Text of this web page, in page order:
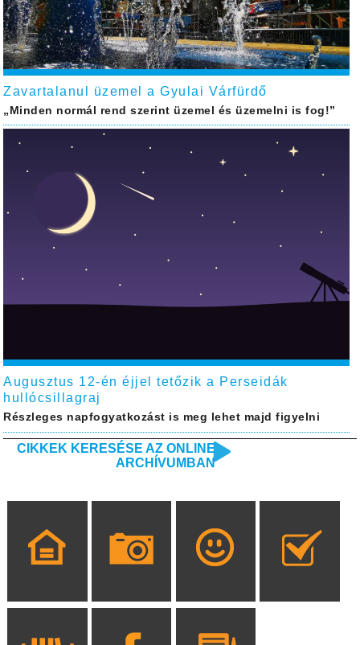
Zavartalanul üzemel a Gyulai Várfürdő
„Minden normál rend szerint üzemel és üzemelni is fog!”
Augusztus 12-én éjjel tetőzik a Perseidák
hullócsillagraj
Részleges napfogyatkozást is meg lehet majd figyelni
CIKKEK KERESÉSE AZ ONLINE
ARCHÍVUMBAN